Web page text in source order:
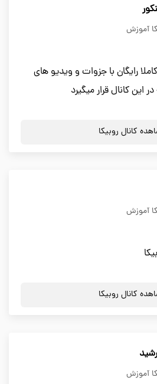
آموزش
رایگان با جزوات و ویدیو های
این کانال قرار میگیرد
کانال روبیکا
آموزش
کانال روبیکا
آموزش